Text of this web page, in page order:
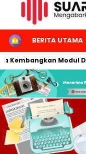
HOMEBERITA UTAMA
Kembangkan Modul